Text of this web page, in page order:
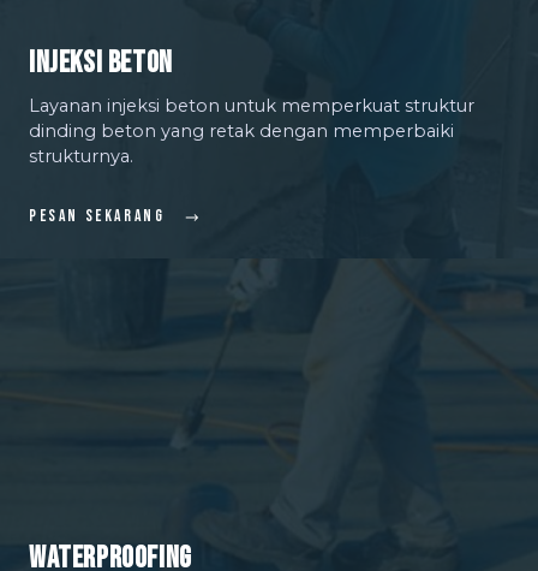
Injeksi Beton
Layanan injeksi beton untuk memperkuat struktur
dinding beton yang retak dengan memperbaiki
strukturnya.
Pesan Sekarang
Waterproofing